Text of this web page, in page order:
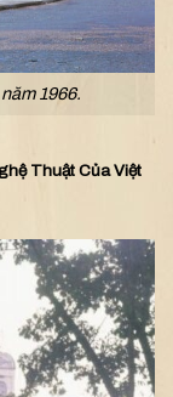
1966.
Thuật Của Việt